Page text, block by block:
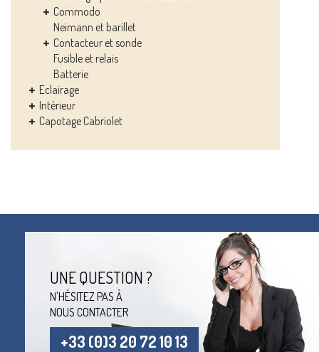
Commodo
Neimann et barillet
Contacteur et sonde
Fusible et relais
Batterie
Eclairage
Intérieur
Capotage Cabriolet
UNE QUESTION ?
N'HÉSITEZ PAS À
NOUS CONTACTER
+33 (0)3 20 72 10 13